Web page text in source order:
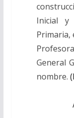
Inicial y
Primaria,
General
nombre.